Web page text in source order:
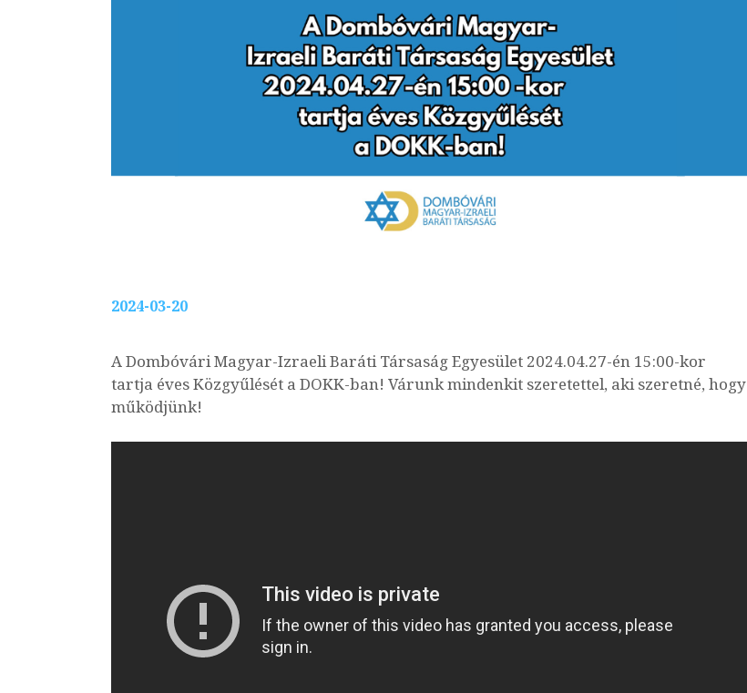
2024-03-20
A Dombóvári Magyar-Izraeli Baráti Társaság Egyesület 2024.04.27-én 15:00-kor
tartja éves Közgyűlését a DOKK-ban! Várunk mindenkit szeretettel, aki szeretné, hogy
működjünk!